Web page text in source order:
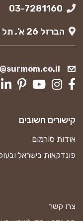
הברזל 26 א’, תל אביב
צרו קשר
קישורים חשובים
אודות סורמום
פונדקאות בישראל